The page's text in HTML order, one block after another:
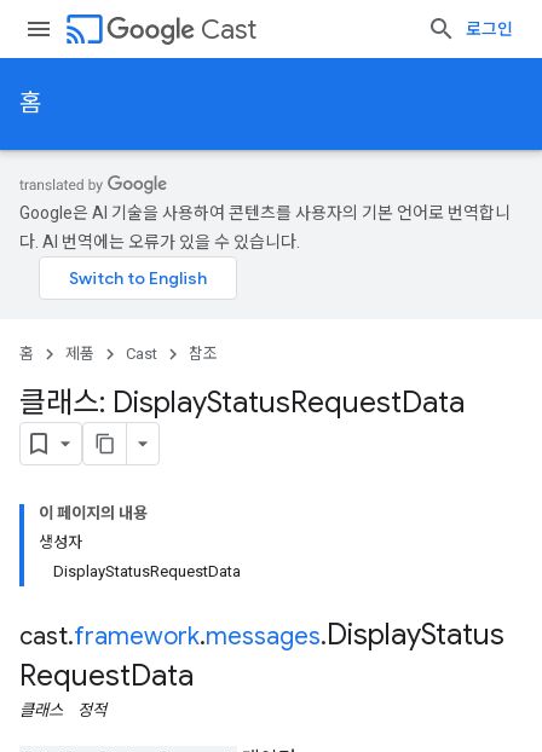
cast Cast 로그인
홈
Google은 AI 기술을 사용하여 콘텐츠를 사용자의 기본 언어로 번역합니
다. AI 번역에는 오류가 있을 수 있습니다.
홈 제품 Cast 참조
클래스: DisplayStatusRequestData
이 페이지의 내용
생성자
DisplayStatusRequestData
cast.framework.messages.DisplayStatus
RequestData
클래스 정적